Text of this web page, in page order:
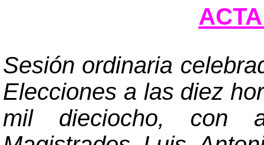
Sesión ordinaria
Elecciones a las diez
mil dieciocho, con